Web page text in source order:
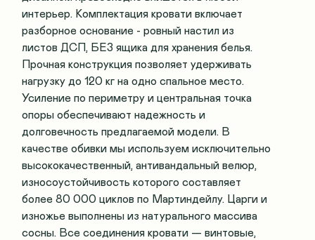
интерьер. Комплектация кровати включает
разборное основание - ровный настил из
листов ДСП, БЕЗ ящика для хранения белья.
Прочная конструкция позволяет удерживать
нагрузку до 120 кг на одно спальное место.
Усиление по периметру и центральная точка
опоры обеспечивают надежность и
долговечность предлагаемой модели. В
качестве обивки мы используем исключительно
высококачественный, антивандальный велюр,
износоустойчивость которого составляет
более 80 000 циклов по Мартиндейлу. Царги и
изножье выполнены из натурального массива
сосны. Все соединения кровати — винтовые,